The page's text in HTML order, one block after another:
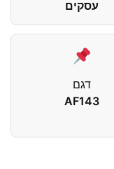
עסקים
דגם
AF143